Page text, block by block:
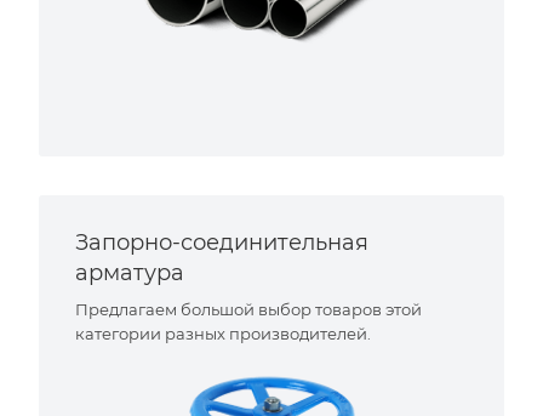
Запорно-соединительная
арматура
Предлагаем большой выбор товаров этой
категории разных производителей.